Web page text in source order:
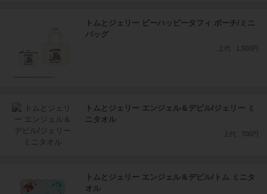
トムとジェリー ビーハッピータフィ ポーチ/ミニ
バッグ
上代 1,500円
トムとジェリー エンジェル＆デビル/ジェリー ミ
ニタオル
上代 700円
トムとジェリー エンジェル＆デビル/トム ミニタ
オル